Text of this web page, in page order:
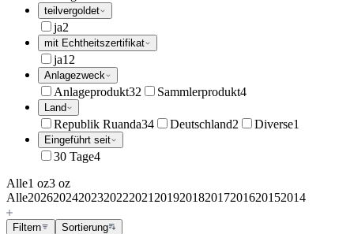
teilvergoldet
ja2
mit Echtheitszertifikat
ja12
Anlagezweck
Anlageprodukt32 Sammlerprodukt4
Land
Republik Ruanda34 Deutschland2 Diverse1
Eingeführt seit
30 Tage4
Alle1 oz3 oz
Alle20262024202320222021 201920182017201620152014
Filtern Sortierung